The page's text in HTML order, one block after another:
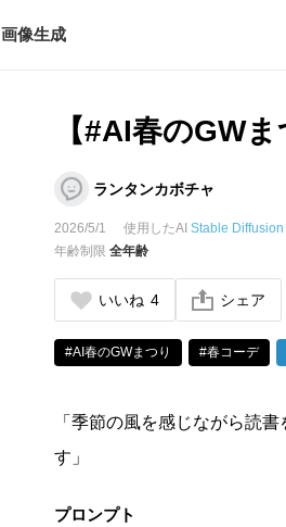
画像生成
【#AI春のGWま
ランタンカボチャ
2026/5/1 使用したAI Stable Diffusion
年齢制限 全年齢
いいね 4 シェア
#AI春のGWまつり #春コーデ
「季節の風を感じながら読
す」
プロンプト